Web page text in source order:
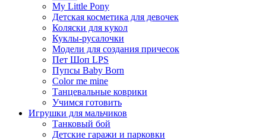
My Little Pony
Детская косметика для девочек
Коляски для кукол
Куклы-русалочки
Модели для создания причесок
Пет Шоп LPS
Пупсы Baby Born
Сolor me mine
Танцевальные коврики
Учимся готовить
Игрушки для мальчиков
Танковый бой
Детские гаражи и парковки